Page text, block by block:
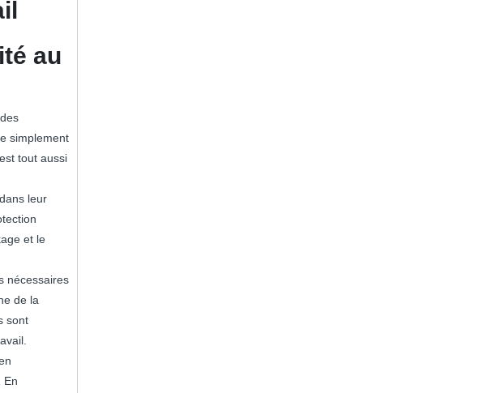
au
simplement
tout aussi
leur
et le
nécessaires
de la
sont
En